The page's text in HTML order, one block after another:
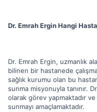
Dr. Emrah Ergin Hangi
Dr. Emrah Ergin, uzmanlık
bilinen bir hastanede
sağlık kurumu olan bu
sunma misyonuyla tanınır.
olarak görev yapmaktadır
sunmayı amaçlamaktadır.